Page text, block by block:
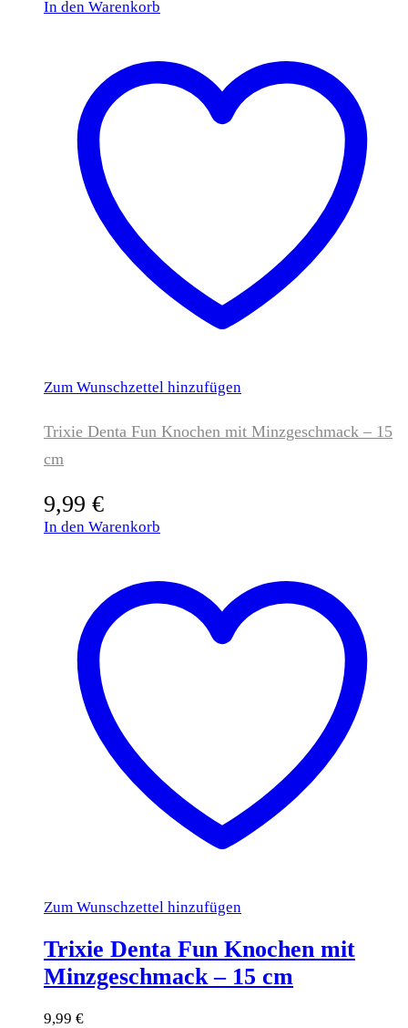
In den Warenkorb
Zum Wunschzettel hinzufügen
Trixie Denta Fun Knochen mit Minzgeschmack – 15
cm
9,99 €
In den Warenkorb
Zum Wunschzettel hinzufügen
Trixie Denta Fun Knochen mit
Minzgeschmack – 15 cm
9,99 €